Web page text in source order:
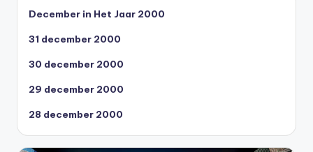
December in Het Jaar 2000
31 december 2000
30 december 2000
29 december 2000
28 december 2000